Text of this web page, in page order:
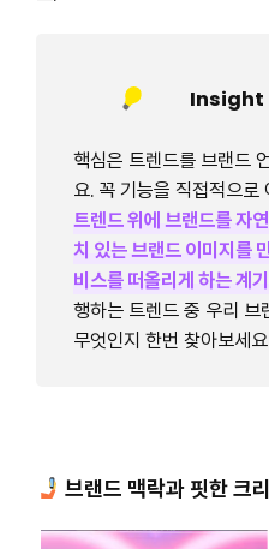
Insight
핵심은 트렌드를 브랜드
요. 꼭 기능을 직접적으로
트렌드 위에 브랜드를 자
치 있는 브랜드 이미지를
비스를 떠올리게 하는 계기
행하는 트렌드 중 우리 브
무엇인지 한번 찾아보세
브랜드 맥락과 핏한 크